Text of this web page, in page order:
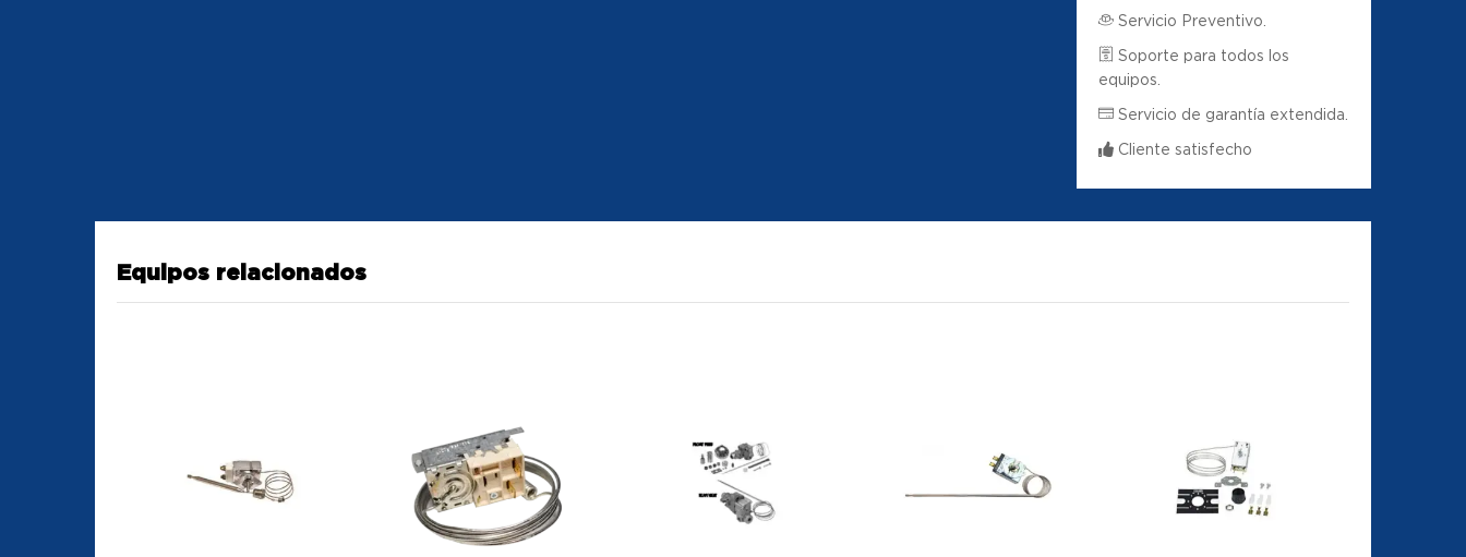
Servicio Preventivo.
Soporte para todos los
equipos.
Servicio de garantía extendida.
Cliente satisfecho
Equipos relacionados